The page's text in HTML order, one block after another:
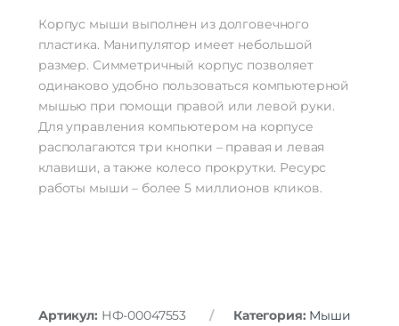
Корпус мыши выполнен из долговечного
пластика. Манипулятор имеет небольшой
размер. Симметричный корпус позволяет
одинаково удобно пользоваться компьютерной
мышью при помощи правой или левой руки.
Для управления компьютером на корпусе
располагаются три кнопки – правая и левая
клавиши, а также колесо прокрутки. Ресурс
работы мыши – более 5 миллионов кликов.
Артикул: НФ-00047553 Категория: Мыши